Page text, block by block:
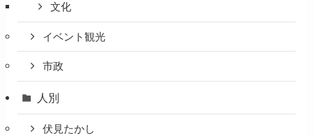
文化
イベント観光
市政
人別
伏見たかし